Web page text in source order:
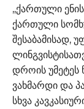
,,ქართული ენის
ქართული
შესაბამისად,
დროის უმეტეს
ვახმარდი და
სხვა